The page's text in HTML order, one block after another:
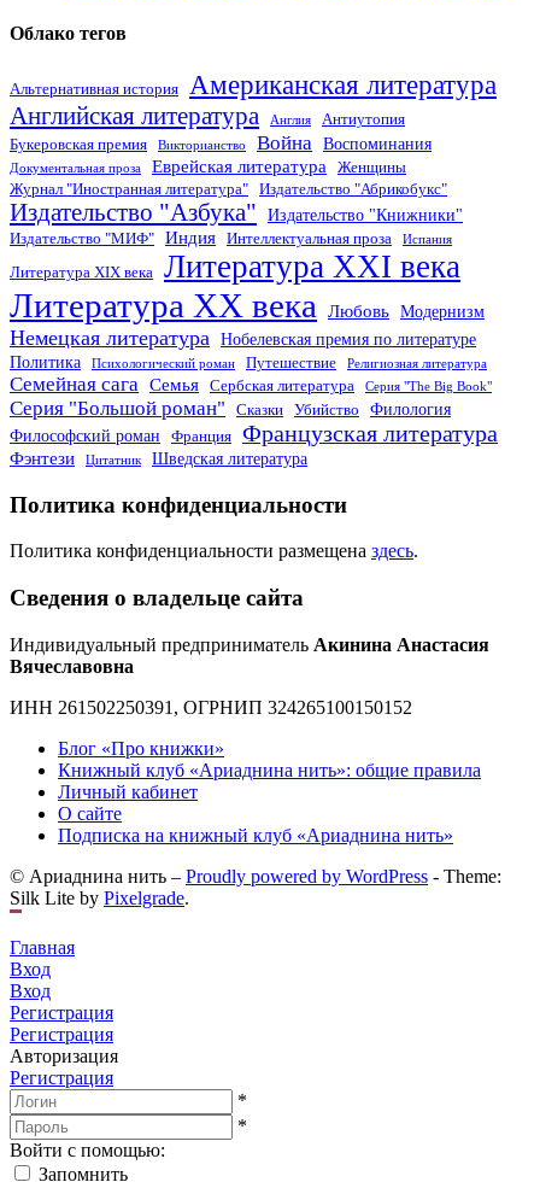
Облако тегов
Альтернативная история Американская литература
Английская литература Англия
Антиутопия
Букеровская премия
Викторианство Война Воспоминания
Документальная проза Еврейская литература
Женщины
Журнал "Иностранная литература"
Издательство "Абрикобукс"
Издательство "Азбука" Издательство "Книжники"
Издательство "МИФ" Индия Интеллектуальная проза Испания
Литература XIX века Литература XXI века
Литература XX века Любовь Модернизм
Немецкая литература
Нобелевская премия по литературе
Политика
Психологический роман Путешествие Религиозная литература
Семейная сага Семья Сербская литература Серия "The Big Book"
Серия "Большой роман" Сказки Убийство
Филология
Философский роман
Франция Французская литература
Фэнтези Цитатник Шведская литература
Политика конфиденциальности
Политика конфиденциальности размещена здесь.
Сведения о владельце сайта
Индивидуальный предприниматель Акинина Анастасия
Вячеславовна
ИНН 261502250391, ОГРНИП 324265100150152
Блог «Про книжки»
Книжный клуб «Ариаднина нить»: общие правила
Личный кабинет
О сайте
Подписка на книжный клуб «Ариаднина нить»
© Ариаднина нить – Proudly powered by WordPress - Theme:
Silk Lite by Pixelgrade.
Главная
Вход
Вход
Регистрация
Регистрация
Авторизация
Регистрация
*
*
Войти с помощью:
Запомнить